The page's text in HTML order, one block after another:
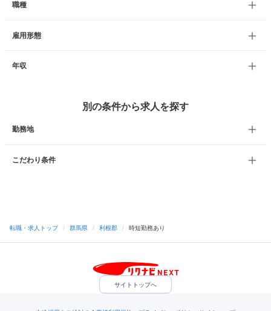
職種
雇用形態
年収
別の条件から求人を探す
勤務地
こだわり条件
転職・求人トップ / 群馬県 / 利根郡 / 時短勤務あり
サイトトップへ